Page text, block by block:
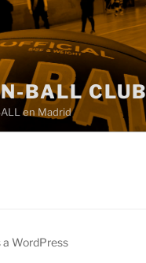
BALL CLUB
en Madrid
a WordPress